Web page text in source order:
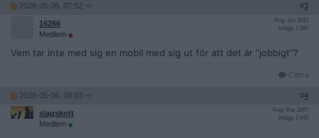
2026-05-06, 07:52 #3
16266
Medlem
Reg: Jun 2012
Inlägg: 1 580
Vem tar inte med sig en mobil med sig ut för att det är ”jobbigt”?
Citera
2026-05-06, 08:03 #4
slagskott
Medlem
Reg: Mar 2007
Inlägg: 2 843